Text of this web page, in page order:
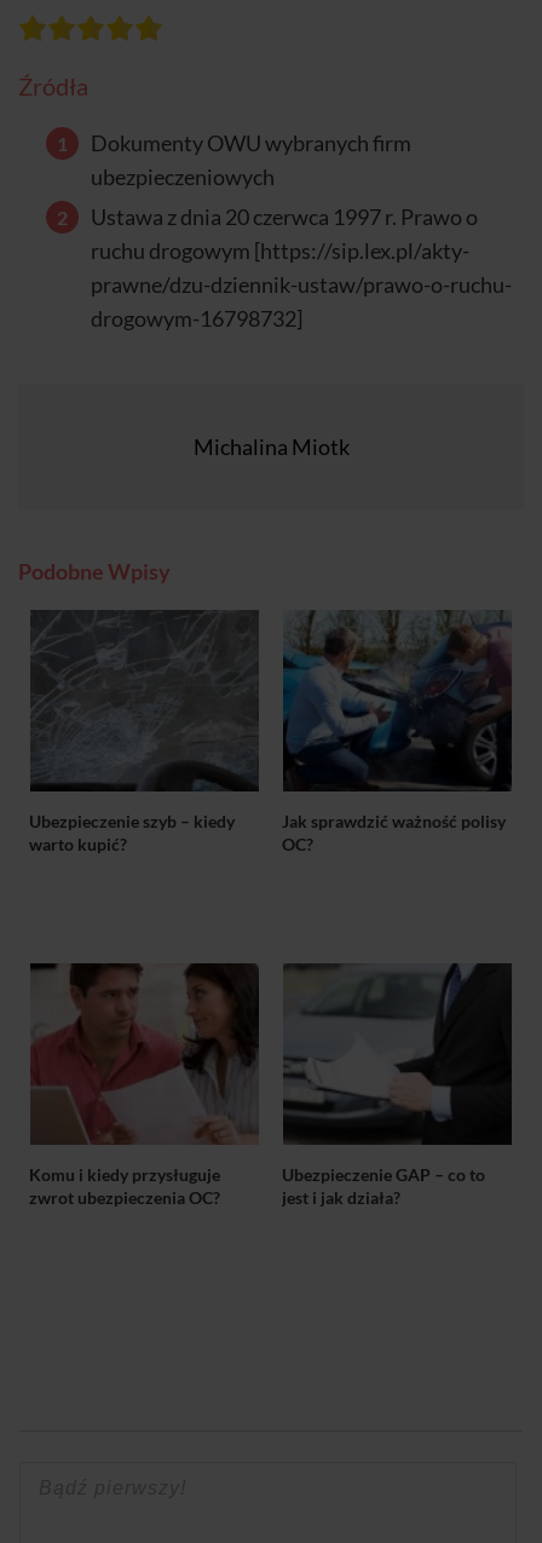
Źródła
Dokumenty OWU wybranych firm
ubezpieczeniowych
Ustawa z dnia 20 czerwca 1997 r. Prawo o
ruchu drogowym [https://sip.lex.pl/akty-
prawne/dzu-dziennik-ustaw/prawo-o-ruchu-
drogowym-16798732]
Michalina Miotk
Podobne Wpisy
Ubezpieczenie szyb – kiedy
warto kupić?
Jak sprawdzić ważność polisy
OC?
Komu i kiedy przysługuje
zwrot ubezpieczenia OC?
Ubezpieczenie GAP – co to
jest i jak działa?